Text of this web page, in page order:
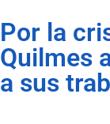
Por la
Quilmes
a sus